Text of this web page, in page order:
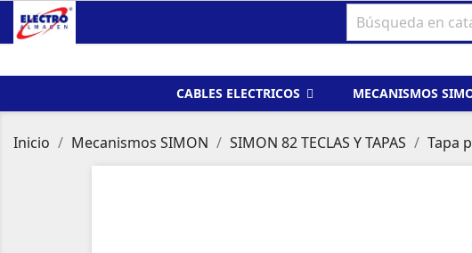
CABLES ELECTRICOS MECANISMOS
Inicio Mecanismos SIMON SIMON 82 TECLAS Y TAPAS Tapa